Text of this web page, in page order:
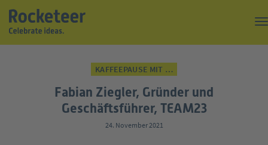
KAFFEEPAUSE MIT …
Fabian Ziegler, Gründer und
Geschäftsführer, TEAM23
24. November 2021